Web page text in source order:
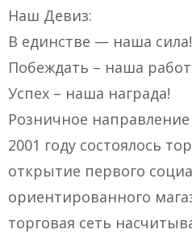
Наш Девиз:
В единстве — наша сила!
Побеждать – наша
Успех – наша награда!
Розничное
2001 году состоялось
открытие первого
ориентированного
торговая сеть